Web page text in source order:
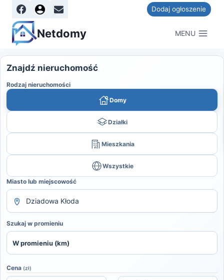
Dodaj ogłoszenie
Netdomy MENU
Znajdź nieruchomość
Rodzaj nieruchomości
Domy
Działki
Mieszkania
Wszystkie
Miasto lub miejscowość
Szukaj w promieniu
Cena (zł)